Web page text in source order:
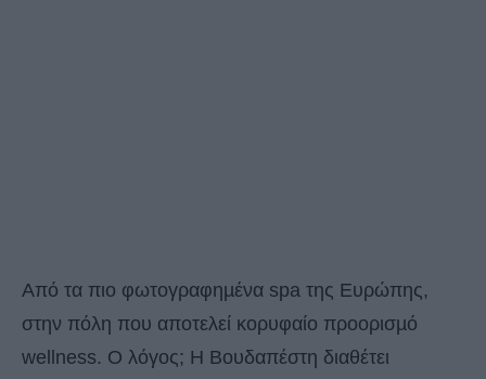
Από τα πιο φωτογραφηµένα spa της Ευρώπης,
στην πόλη που αποτελεί κορυφαίο προορισµό
wellness. O λόγος; H Boυδαπέστη διαθέτει